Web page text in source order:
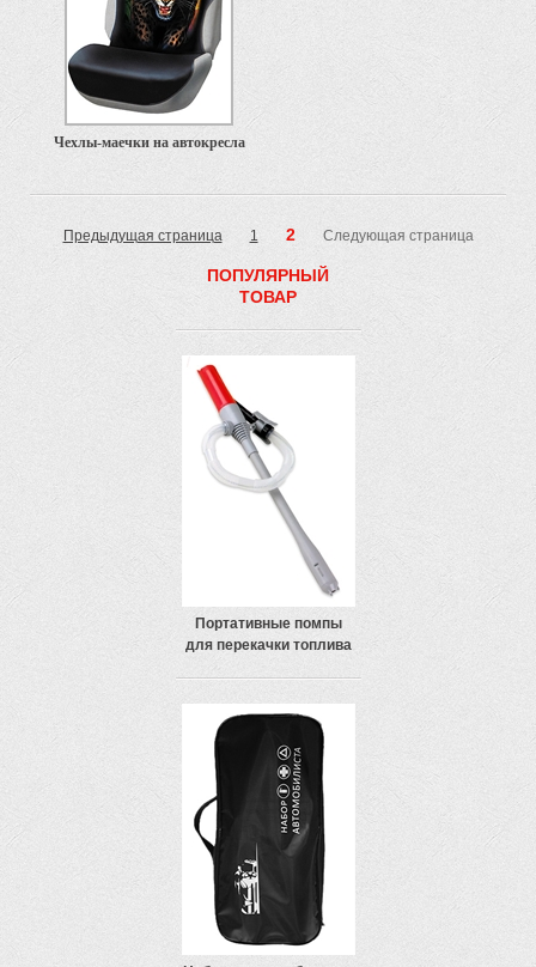
Чехлы-маечки на автокресла
Предыдущая страница 1 2 Следующая страница
ПОПУЛЯРНЫЙ
ТОВАР
Портативные помпы
для перекачки топлива